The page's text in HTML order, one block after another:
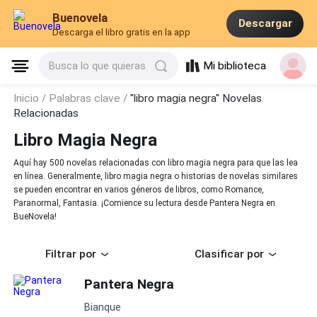
Buenovela
Descarga el libro gratis en la app
Descargar
Busca lo que quieras Mi biblioteca
Inicio / Palabras clave /"libro magia negra" Novelas
Relacionadas
Libro Magia Negra
Aquí hay 500 novelas relacionadas con libro magia negra para que las lea
en línea. Generalmente, libro magia negra o historias de novelas similares
se pueden encontrar en varios géneros de libros, como Romance,
Paranormal, Fantasia. ¡Comience su lectura desde Pantera Negra en
BueNovela!
Filtrar por Clasificar por
Pantera Negra
Bianque